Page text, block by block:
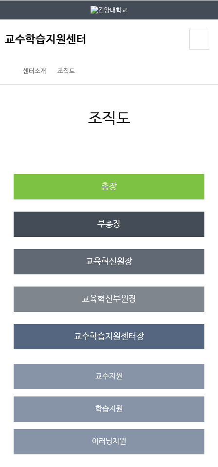
교수학습지원센터
센터소개 조직도
조직도
총장
부총장
교육혁신원장
교육혁신부원장
교수학습지원센터장
교수지원
학습지원
이러닝지원